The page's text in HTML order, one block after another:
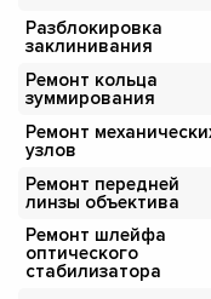
Разблокировка
заклинивания
Ремонт кольца
зуммирования
Ремонт
узлов
Ремонт передней
линзы объектива
Ремонт шлейфа
оптического
стабилизатора